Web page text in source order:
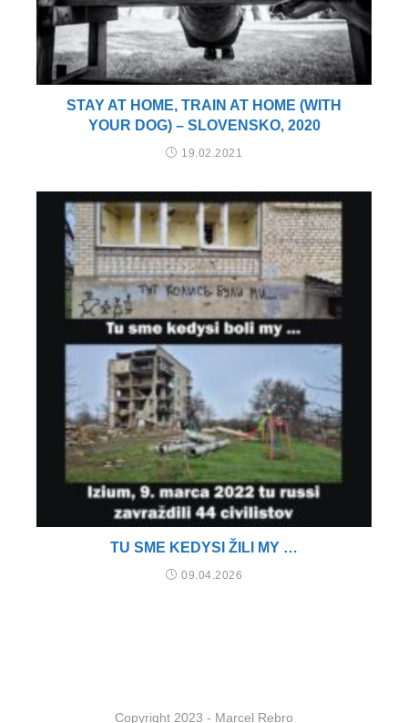
STAY AT HOME, TRAIN AT HOME (WITH
YOUR DOG) – SLOVENSKO, 2020
19.02.2021
TU SME KEDYSI ŽILI MY …
09.04.2026
Copyright 2023 - Marcel Rebro